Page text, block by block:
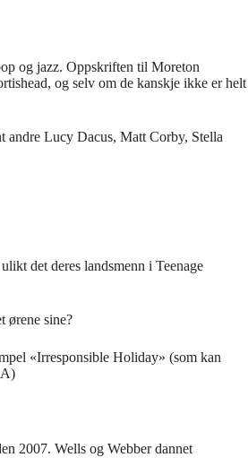
og jazz. Oppskriften til Moreton
og selv om de kanskje ikke er helt
andre Lucy Dacus, Matt Corby, Stella
det deres landsmenn i Teenage
ørene sine?
«Irresponsible Holiday» (som kan
2007. Wells og Webber dannet